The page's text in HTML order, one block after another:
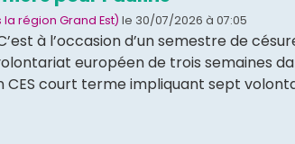
région Grand Est) le 30/07/2026 à 07:05
à l’occasion d’un semestre de
européen de trois semaines
CES court terme impliquant sept